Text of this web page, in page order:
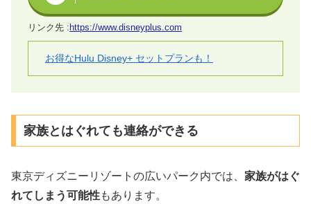
リンク先 : https://www.disneyplus.com
お得なHulu Disney+ セットプランも！
家族とはぐれても連絡ができる
東京ディズニーリゾートの広いパーク内では、 家族がはぐ
れてしまう可能性もあります。